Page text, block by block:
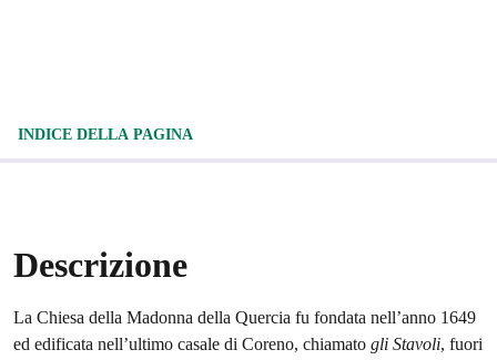
INDICE DELLA PAGINA
Descrizione
La Chiesa della Madonna della Quercia fu fondata nell’anno 1649
ed edificata nell’ultimo casale di Coreno, chiamato gli Stavoli, fuori